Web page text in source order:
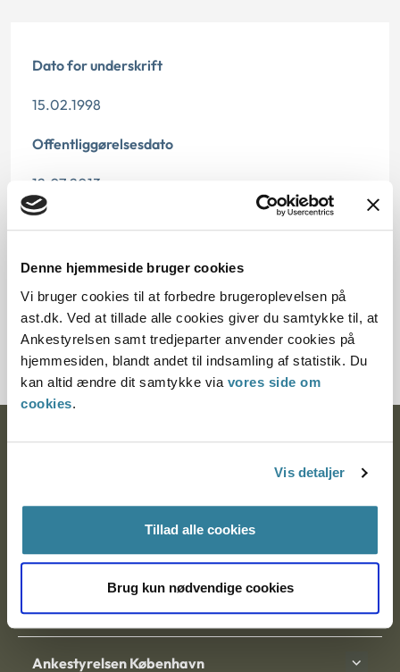
Denne hjemmeside bruger cookies
Vi bruger cookies til at forbedre brugeroplevelsen på
ast.dk. Ved at tillade alle cookies giver du samtykke til, at
Ankestyrelsen samt tredjeparter anvender cookies på
hjemmesiden, blandt andet til indsamling af statistik. Du
kan altid ændre dit samtykke via vores side om
cookies.
Vis detaljer
Tillad alle cookies
Brug kun nødvendige cookies
Dato for underskrift
15.02.1998
Offentliggørelsesdato
12.07.2013
§ 67 § 11 § 46b
Journalnummer
200321-96
Ankestyrelsen
Ankestyrelsen Aalborg
Ankestyrelsen København